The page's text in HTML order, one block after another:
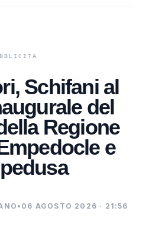
Schifani al
del
Regione
e
• 06 AGOSTO 2026 · 21:56